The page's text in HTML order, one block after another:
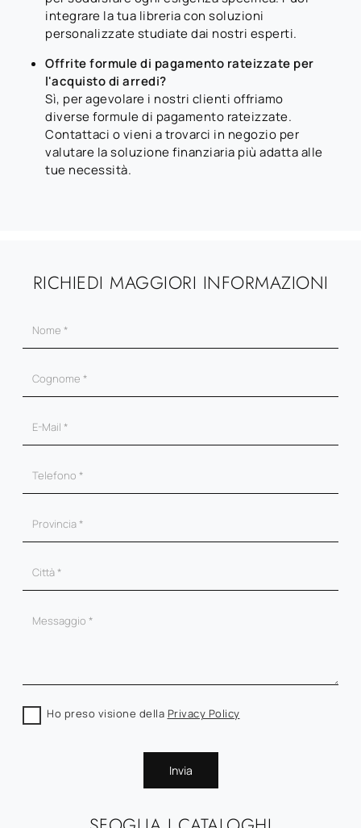
integrare la tua libreria con soluzioni
personalizzate studiate dai nostri esperti.
Offrite formule di pagamento rateizzate per
l'acquisto di arredi?
Sì, per agevolare i nostri clienti offriamo
diverse formule di pagamento rateizzate.
Contattaci o vieni a trovarci in negozio per
valutare la soluzione finanziaria più adatta alle
tue necessità.
RICHIEDI MAGGIORI INFORMAZIONI
Ho preso visione della Privacy Policy
Invia